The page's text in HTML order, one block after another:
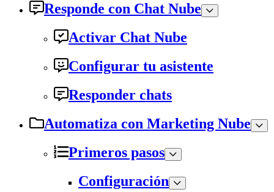
Responde con Chat Nube
Activar Chat Nube
Configurar tu asistente
Responder chats
Automatiza con Marketing Nube
Primeros pasos
Configuración